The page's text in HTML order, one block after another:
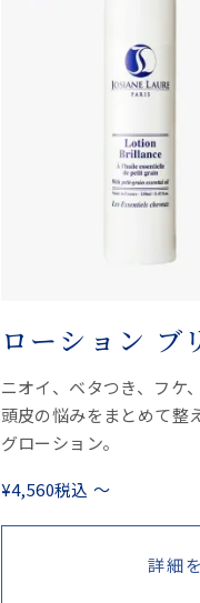
ローション ブ
ニオイ、ベタつき、フケ
頭皮の悩みをまとめて整
グローション。
¥4,560税込 〜
詳細